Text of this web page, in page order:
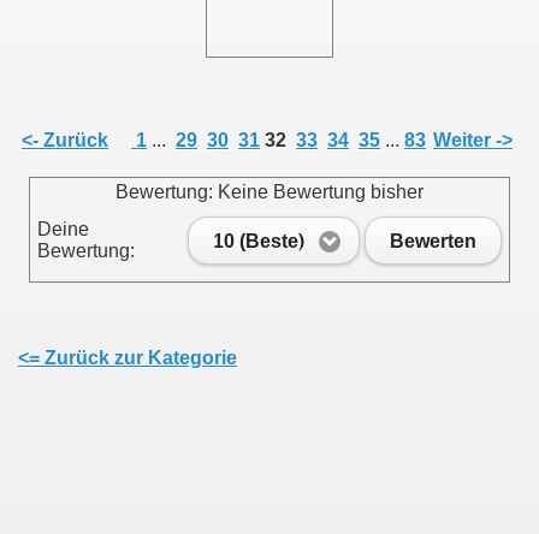
<- Zurück 1 ... 29 30 31 32 33 34 35 ... 83 Weiter ->
Bewertung: Keine Bewertung bisher
Deine
Bewertung:
10 (Beste) Bewerten
<= Zurück zur Kategorie